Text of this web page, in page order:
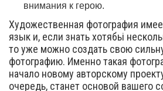
внимания к герою.
Художественная фотография
язык и, если знать хотябьі
то уже можно создать свою
фотографию. Именно такая
начало новому авторскому
очередь, станет основой вашего